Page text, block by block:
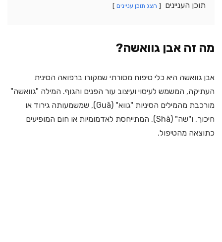
תוכן העניינים הצג תוכן עניינים
מה זה אבן גוואשה?
אבן גוואשה היא כלי טיפוח מסורתי שמקורו ברפואה הסינית
העתיקה, המשמש לעיסוי ועיצוב עור הפנים והגוף. המילה "גוואשה"
מורכבת מהמילים הסיניות "גווא" (Guā), שמשמעותה גירוד או
חיכוך, ו"שה" (Shā), המתייחסת לאדמומיות או חום המופיעים
כתוצאה מהטיפול.